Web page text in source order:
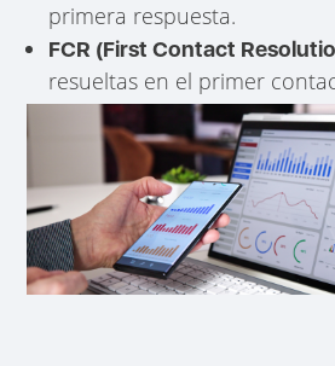
primera respuesta.
FCR (First Contact
resueltas en el primer